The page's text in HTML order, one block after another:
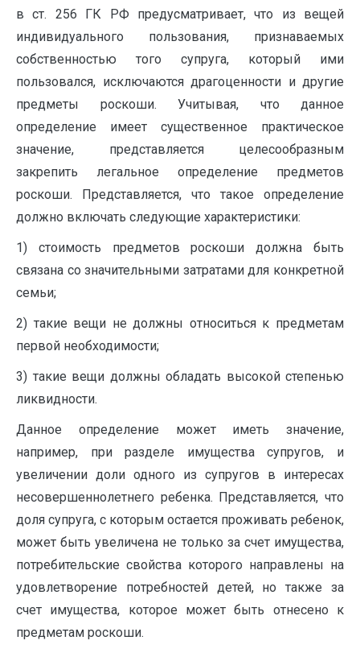
в ст. 256 ГК РФ предусматривает, что из вещей
индивидуального пользования, признаваемых
собственностью того супруга, который ими
пользовался, исключаются драгоценности и другие
предметы роскоши. Учитывая, что данное
определение имеет существенное практическое
значение, представляется целесообразным
закрепить легальное определение предметов
роскоши. Представляется, что такое определение
должно включать следующие характеристики:
1) стоимость предметов роскоши должна быть
связана со значительными затратами для конкретной
семьи;
2) такие вещи не должны относиться к предметам
первой необходимости;
3) такие вещи должны обладать высокой степенью
ликвидности.
Данное определение может иметь значение,
например, при разделе имущества супругов, и
увеличении доли одного из супругов в интересах
несовершеннолетнего ребенка. Представляется, что
доля супруга, с которым остается проживать ребенок,
может быть увеличена не только за счет имущества,
потребительские свойства которого направлены на
удовлетворение потребностей детей, но также за
счет имущества, которое может быть отнесено к
предметам роскоши.